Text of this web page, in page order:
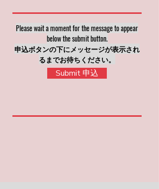
Please wait a moment for the message to appear
below the submit button.
​申込ボタンの下にメッセージが表示され
るまでお待ちください。
Submit 申込